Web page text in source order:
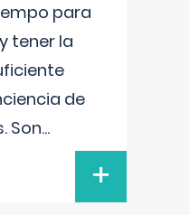
para
tener la
de
Son...
+